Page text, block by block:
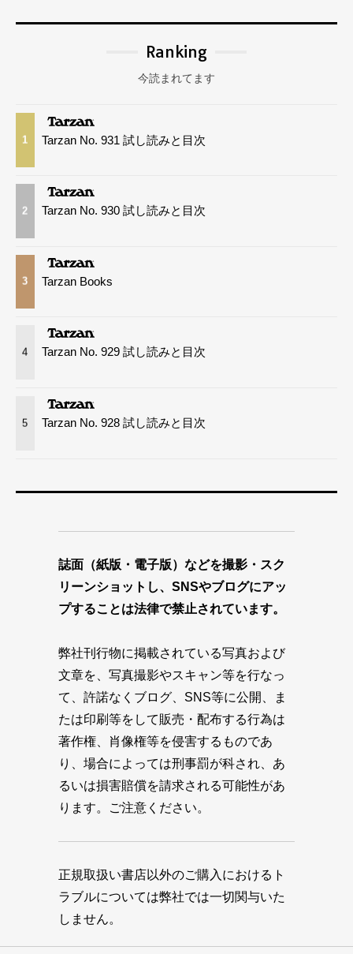
Ranking
今読まれてます
1 Tarzan No. 931 試し読みと目次
2 Tarzan No. 930 試し読みと目次
3 Tarzan Books
4 Tarzan No. 929 試し読みと目次
5 Tarzan No. 928 試し読みと目次
誌面（紙版・電子版）などを撮影・スク
リーンショットし、SNSやブログにアッ
プすることは法律で禁止されています。
弊社刊行物に掲載されている写真および
文章を、写真撮影やスキャン等を行なっ
て、許諾なくブログ、SNS等に公開、ま
たは印刷等をして販売・配布する行為は
著作権、肖像権等を侵害するものであ
り、場合によっては刑事罰が科され、あ
るいは損害賠償を請求される可能性があ
ります。ご注意ください。
正規取扱い書店以外のご購入におけるト
ラブルについては弊社では一切関与いた
しません。